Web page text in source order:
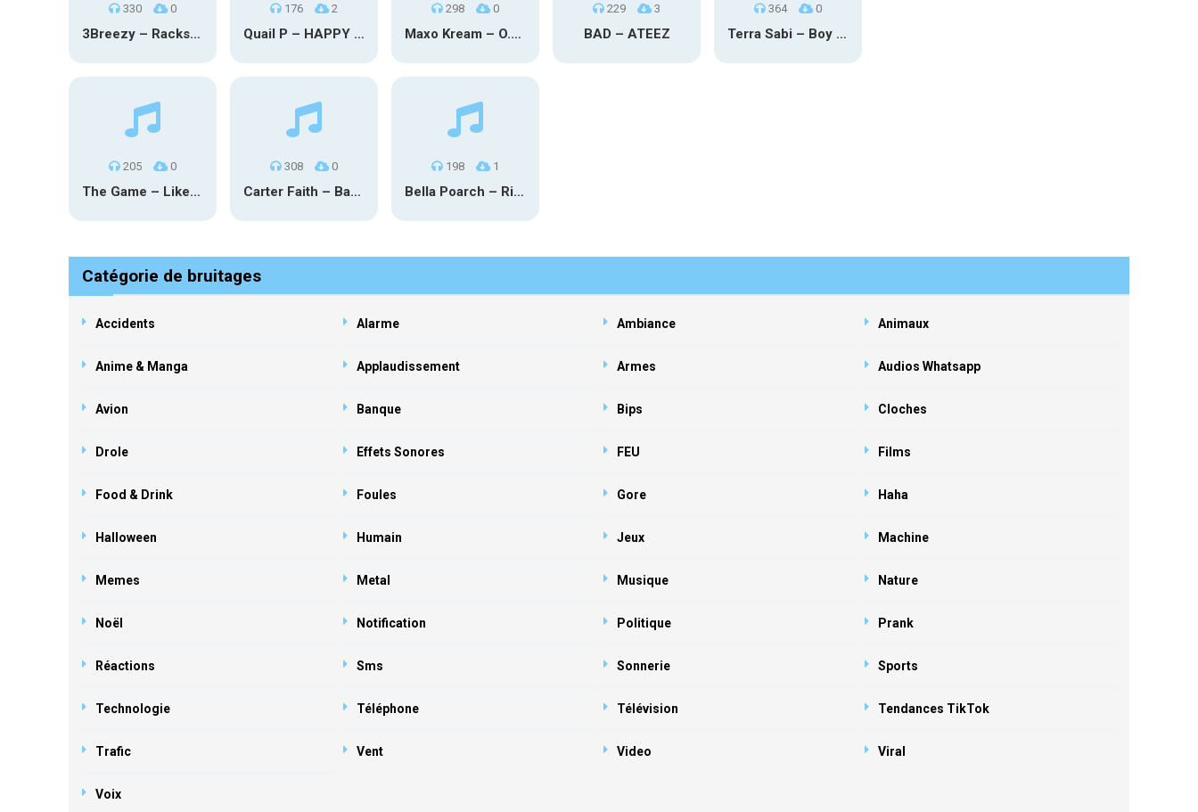
330 0
3Breezy – Racks On You
176 2
Quail P – HAPPY TEARS
298 0
Maxo Kream – O.Y.N
229 3
BAD – ATEEZ
364 0
Terra Sabi – Boy Game X Marcia Cruz
205 0
The Game – Like Father Like Daughter
308 0
Carter Faith – Bar Star Vevo
198 1
Bella Poarch – Ribcage
Catégorie de bruitages
Accidents Alarme Ambiance Animaux
Anime & Manga Applaudissement Armes Audios Whatsapp
Avion Banque Bips Cloches
Drole Effets Sonores FEU Films
Food & Drink Foules Gore Haha
Halloween Humain Jeux Machine
Memes Metal Musique Nature
Noël Notification Politique Prank
Réactions Sms Sonnerie Sports
Technologie Téléphone Télévision Tendances TikTok
Trafic Vent Video Viral
Voix